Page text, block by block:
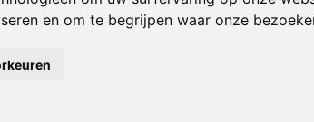
en om te begrijpen waar onze
bedrukken
scherpe punt? Daar wordt niemand blij van.